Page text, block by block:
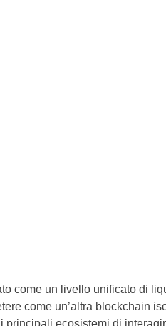
come un livello unificato di
come un’altra blockchain
principali ecosistemi di